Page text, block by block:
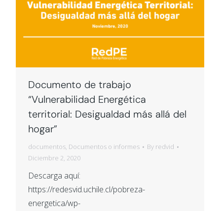
Documento de trabajo
“Vulnerabilidad Energética
territorial: Desigualdad más allá del
hogar”
documentos, Documentos o informes By redvid
Diciembre 2, 2020
Descarga aquí:
https://redesvid.uchile.cl/pobreza-
energetica/wp-